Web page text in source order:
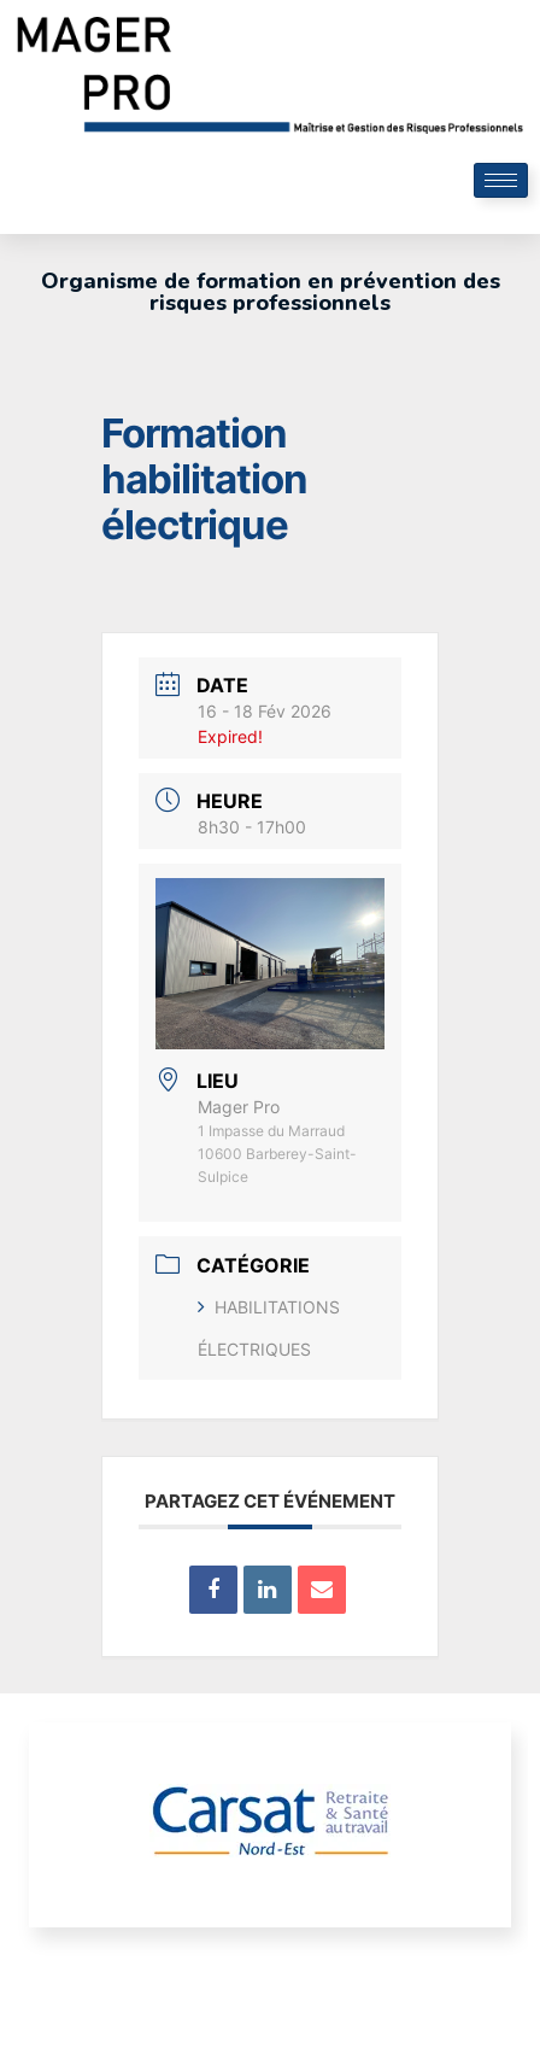
Organisme de formation en prévention des
risques professionnels
Formation
habilitation
électrique
DATE
16 - 18 Fév 2026
Expired!
HEURE
8h30 - 17h00
LIEU
Mager Pro
1 Impasse du Marraud
10600 Barberey-Saint-
Sulpice
CATÉGORIE
HABILITATIONS
ÉLECTRIQUES
PARTAGEZ CET ÉVÉNEMENT